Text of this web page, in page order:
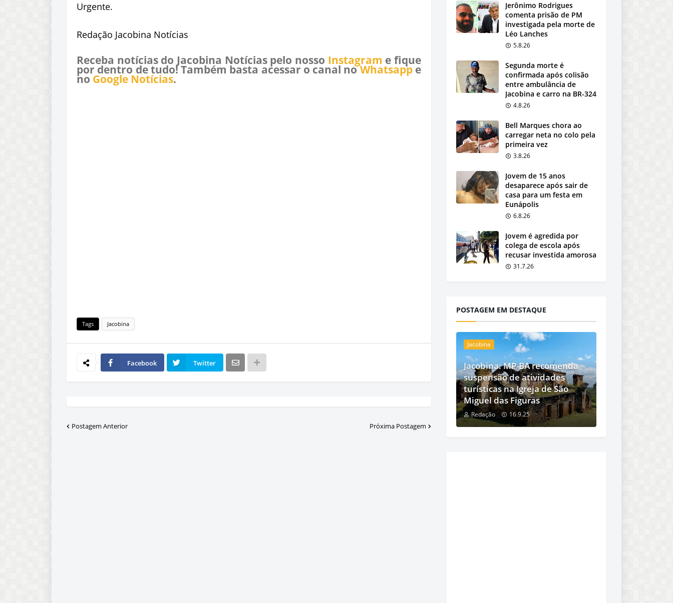
Urgente.
Redação Jacobina Notícias
Receba notícias do Jacobina Notícias pelo nosso Instagram e fique
por dentro de tudo! Também basta acessar o canal noWhatsappe
no Google Notícias.
Tags Jacobina
Facebook Twitter
Postagem Anterior Próxima Postagem
Jerônimo Rodrigues
comenta prisão de PM
investigada pela morte de
Léo Lanches
5.8.26
Segunda morte é
confirmada após colisão
entre ambulância de
Jacobina e carro na BR-324
4.8.26
Bell Marques chora ao
carregar neta no colo pela
primeira vez
3.8.26
Jovem de 15 anos
desaparece após sair de
casa para um festa em
Eunápolis
6.8.26
Jovem é agredida por
colega de escola após
recusar investida amorosa
31.7.26
POSTAGEM EM DESTAQUE
Jacobina
Jacobina: MP-BA recomenda
suspensão de atividades
turísticas na Igreja de São
Miguel das Figuras
Redação 16.9.25